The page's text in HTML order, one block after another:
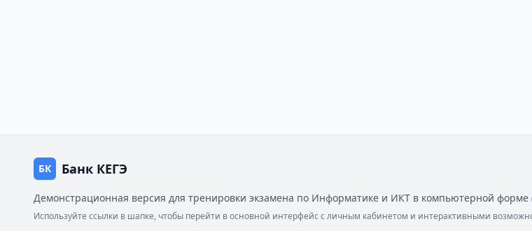
БК Банк КЕГЭ
Демонстрационная версия для тренировки экзамена по Информатике и ИКТ в компьютерной форме
Используйте ссылки в шапке, чтобы перейти в основной интерфейс с личным кабинетом и интерактивными